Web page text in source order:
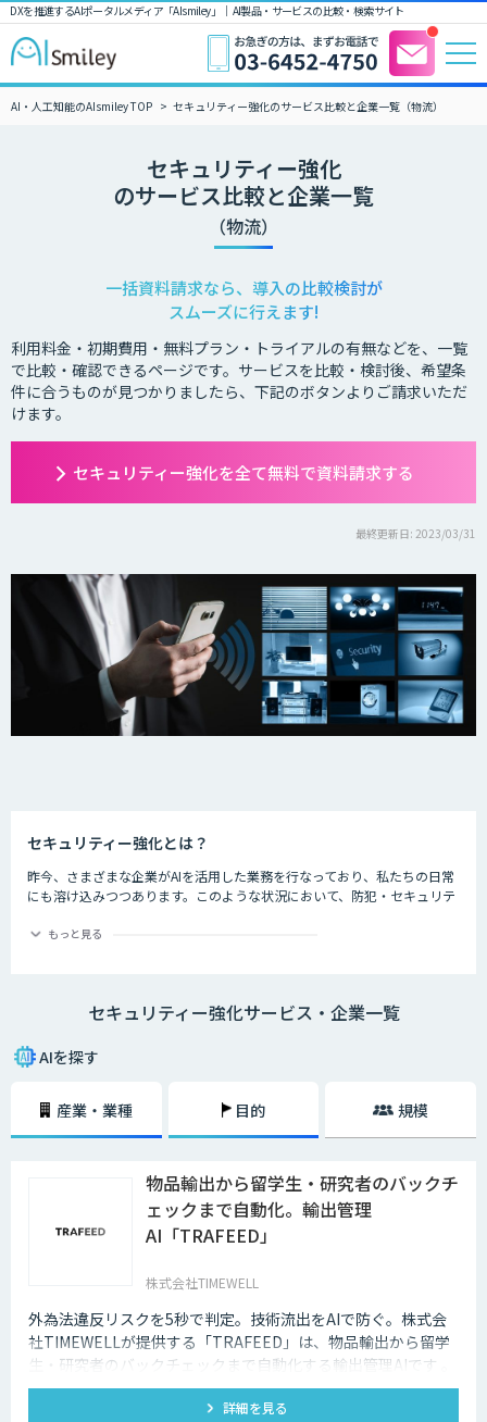
DXを推進するAIポータルメディア「AIsmiley」｜ AI製品・サービスの比較・検索サイト
AI・人工知能のAIsmiley TOP セキュリティー強化のサービス比較と企業一覧（物流）
セキュリティー強化
のサービス比較と企業一覧
（物流）
一括資料請求なら、導入の比較検討が
スムーズに行えます!
利用料金・初期費用・無料プラン・トライアルの有無などを、一覧
で比較・確認できるページです。サービスを比較・検討後、希望条
件に合うものが見つかりましたら、下記のボタンよりご請求いただ
けます。
セキュリティー強化を全て無料で資料請求する
最終更新日: 2023/03/31
セキュリティー強化とは？
昨今、さまざまな企業がAIを活用した業務を行なっており、私たちの日常
にも溶け込みつつあります。このような状況において、防犯・セキュリテ
現状です。その悪質な犯罪からユーザーの身を守る上でも、AIの導入は大
きな価値をもたらしています。
もっと見る
セキュリティー強化サービス・企業一覧
AIを探す
産業・業種 目的 規模
物品輸出から留学生・研究者のバックチ
ェックまで自動化。輸出管理
AI「TRAFEED」
株式会社TIMEWELL
外為法違反リスクを5秒で判定。技術流出をAIで防ぐ。株式会
社TIMEWELLが提供する「TRAFEED」は、物品輸出から留学
生・研究者のバックチェックまで自動化する輸出管理AIです 。
複雑な規制判定を5秒で完了し 、高度なネットワーク分析で目
に見えない流出リスクを最小化します 。
詳細を見る